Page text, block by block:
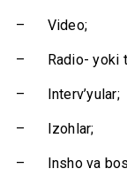
– Video;
– Radio- yoki
– Interv’yular;
– Izohlar;
– Insho va